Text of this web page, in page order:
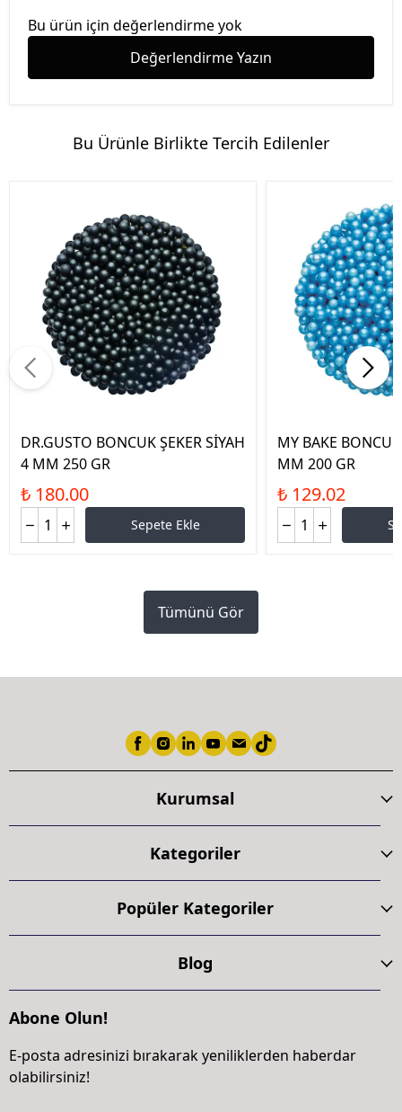
Bu ürün için değerlendirme yok
Değerlendirme Yazın
Bu Ürünle Birlikte Tercih Edilenler
DR.GUSTO BONCUK ŞEKER SİYAH
4 MM 250 GR
₺ 180.00
Sepete Ekle
MY BAKE
MM 200 GR
₺ 129.02
Tümünü Gör
Kurumsal
Kategoriler
Popüler Kategoriler
Blog
Abone Olun!
E-posta adresinizi bırakarak yeniliklerden haberdar
olabilirsiniz!